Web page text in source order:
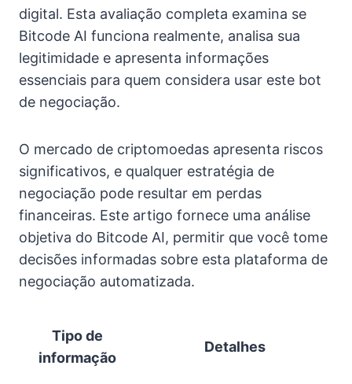
digital. Esta avaliação completa examina se
Bitcode AI funciona realmente, analisa sua
legitimidade e apresenta informações
essenciais para quem considera usar este bot
de negociação.
O mercado de criptomoedas apresenta riscos
significativos, e qualquer estratégia de
negociação pode resultar em perdas
financeiras. Este artigo fornece uma análise
objetiva do Bitcode AI, permitir que você tome
decisões informadas sobre esta plataforma de
negociação automatizada.
Tipo de
informação
Detalhes